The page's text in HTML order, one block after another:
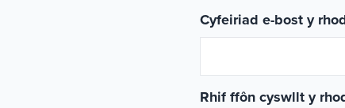
Cyfeiriad e-bost y
Rhif ffôn cyswllt y